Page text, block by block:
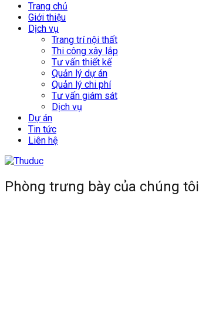
Trang chủ
Giới thiệu
Dịch vụ
Trang trí nội thất
Thi công xây lắp
Tư vấn thiết kế
Quản lý dự án
Quản lý chi phí
Tư vấn giám sát
Dịch vụ
Dự án
Tin tức
Liên hệ
Phòng trưng bày của chúng tôi